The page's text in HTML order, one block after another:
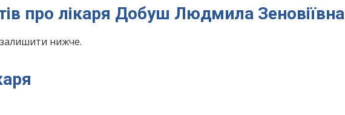
про лікаря Добуш Людмила Зеновіївна
нижче.